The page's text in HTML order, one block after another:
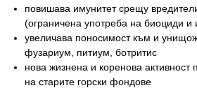
повишава имунитет срещу
(ограничена употреба на биоциди и
увеличава поносимост към и
фузариум, питиум, ботритис
нова жизнена и коренова активност
на старите горски фондове